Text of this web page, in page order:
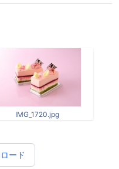
IMG_1720.jpg
ード